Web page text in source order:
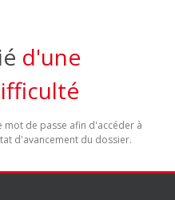
d'une
de passe afin d'accéder à
d'avancement du dossier.